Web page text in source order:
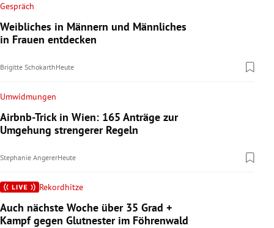
Gespräch
Weibliches in Männern und Männliches
in Frauen entdecken
Brigitte SchokarthHeute
Umwidmungen
Airbnb-Trick in Wien: 165 Anträge zur
Umgehung strengerer Regeln
Stephanie AngererHeute
Rekordhitze
Auch nächste Woche über 35 Grad +
Kampf gegen Glutnester im Föhrenwald